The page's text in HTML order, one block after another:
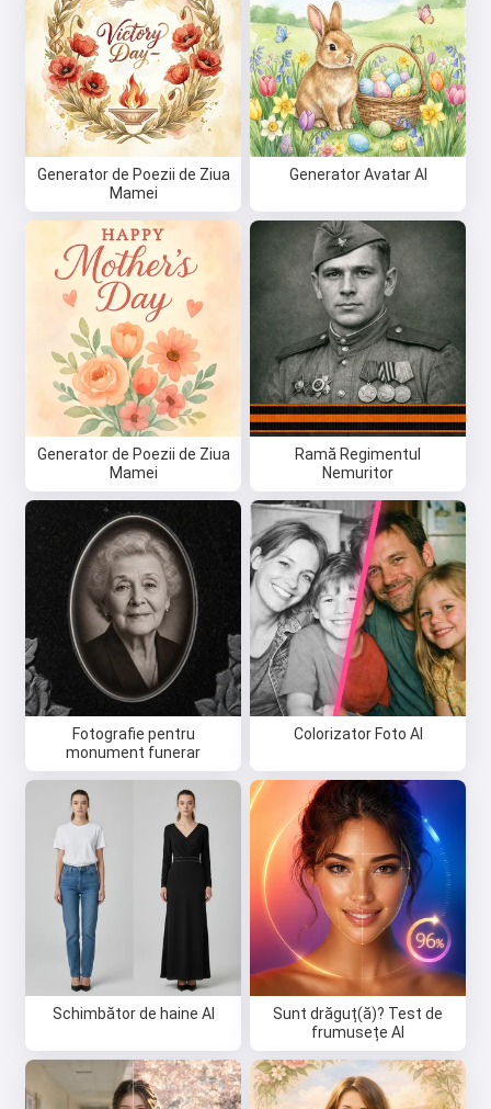
Generator de Poezii de Ziua
Mamei
Generator Avatar AI
Generator de Poezii de Ziua
Mamei
Ramă Regimentul
Nemuritor
Fotografie pentru
monument funerar
Colorizator Foto AI
Schimbător de haine AI
Sunt drăguț(ă)? Test de
frumusețe AI